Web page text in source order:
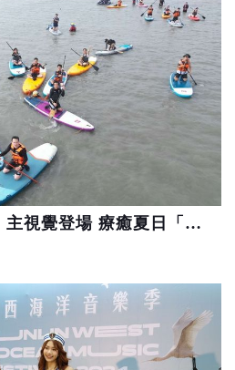
「雲西海洋音樂季」主視覺登場 療癒夏日「聲」浪啟動